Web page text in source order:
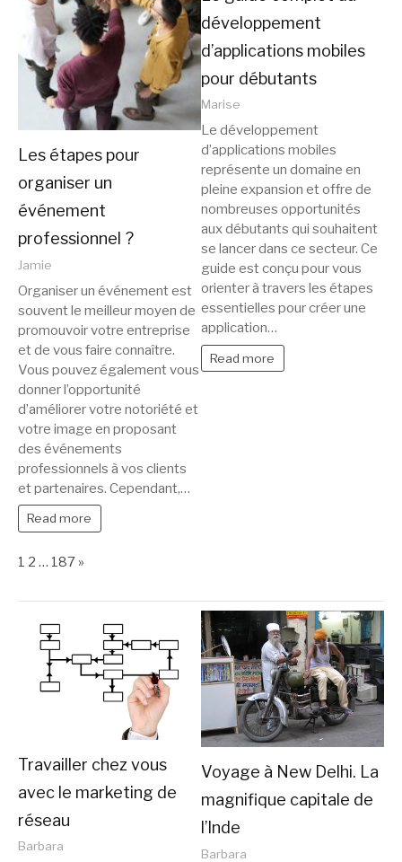
Les étapes pour
organiser un
événement
professionnel ?
Jamie
Organiser un événement est
souvent le meilleur moyen de
promouvoir votre entreprise
et de vous faire connaître.
Vous pouvez également vous
donner l’opportunité
d’améliorer votre notoriété et
votre image en proposant
des événements
professionnels à vos clients
et partenaires. Cependant,…
Read more
développement
d’applications mobiles
pour débutants
Marise
Le développement
d’applications mobiles
représente un domaine en
pleine expansion et offre de
nombreuses opportunités
aux débutants qui souhaitent
se lancer dans ce secteur. Ce
guide est conçu pour vous
orienter à travers les étapes
essentielles pour créer une
application…
Read more
Page:
1 2 … 187 Next
»
Travailler chez vous
avec le marketing de
réseau
Barbara
Voyage à New Delhi. La
magnifique capitale de
l’Inde
Barbara